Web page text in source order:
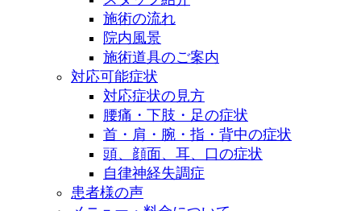
施術の流れ
院内風景
施術道具のご案内
対応可能症状
対応症状の見方
腰痛・下肢・足の症状
首・肩・腕・指・背中の症状
頭、顔面、耳、口の症状
自律神経失調症
患者様の声